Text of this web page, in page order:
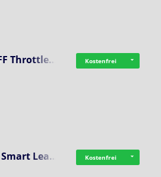
Throttle… Kostenfrei
Lea… Kostenfrei